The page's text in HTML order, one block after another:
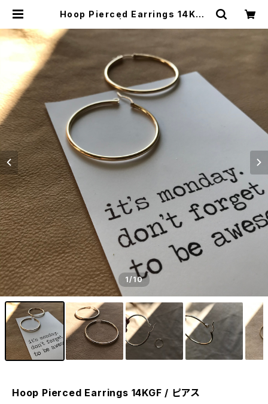
Hoop Pierced Earrings 14KGF
1/10
Hoop Pierced Earrings 14KGF / ピアス